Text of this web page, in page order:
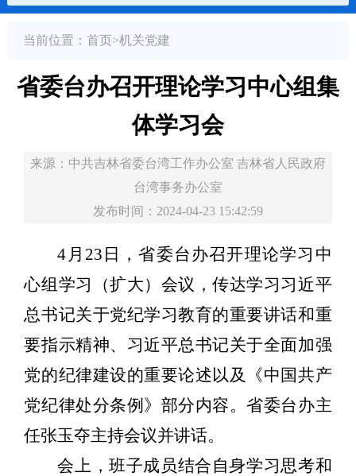
当前位置： 首页>机关党建
省委台办召开理论学习中心组集
体学习会
来源： 中共吉林省委台湾工作办公室 吉林省人民政府
台湾事务办公室
发布时间：2024-04-23 15:42:59
4月23日，省委台办召开理论学习中
心组学习（扩大）会议，传达学习习近平
总书记关于党纪学习教育的重要讲话和重
要指示精神、习近平总书记关于全面加强
党的纪律建设的重要论述以及《中国共产
党纪律处分条例》部分内容。省委台办主
任张玉夺主持会议并讲话。
会上，班子成员结合自身学习思考和